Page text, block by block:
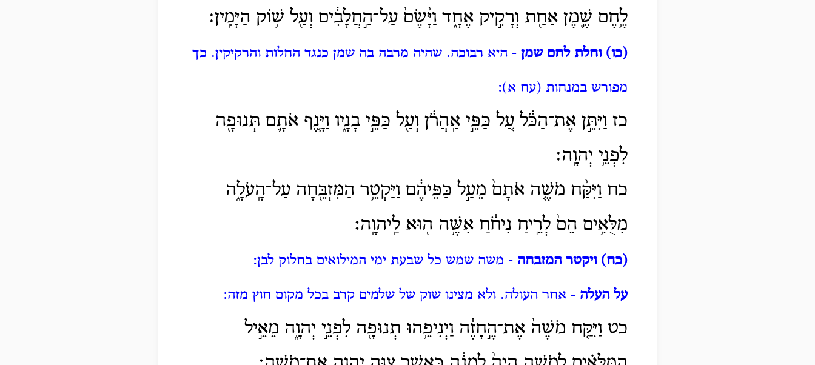
לֶ֥חֶם שֶׁ֛מֶן אַחַ֖ת וְרָקִ֣יק אֶחָ֑ד וַיָּ֨שֶׂם֙ עַל־הַ֣חֲלָבִ֔ים וְעַ֖ל שׁ֥וֹק הַיָּמִֽין׃
(כו) וחלת לחם שמן - היא רבוכה. שהיה מרבה בה שמן כנגד החלות והרקיקין. כך
מפורש במנחות (עח א):
כז וַיִּתֵּ֣ן אֶת־הַכֹּ֔ל עַ֚ל כַּפֵּ֣י אַֽהֲרֹ֔ן וְעַ֖ל כַּפֵּ֣י בָנָ֑יו וַיָּ֧נֶף אֹתָ֛ם תְּנוּפָ֖ה
לִפְנֵ֥י יְהוָֽה׃
כח וַיִּקַּ֨ח מֹשֶׁ֤ה אֹתָם֙ מֵעַ֣ל כַּפֵּיהֶ֔ם וַיַּקְטֵ֥ר הַמִּזְבֵּ֖חָה עַל־הָֽעֹלָ֑ה
מִלֻּאִ֥ים הֵם֙ לְרֵ֣יחַ נִיחֹ֔חַ אִשֶּׁ֥ה ה֖וּא לַֽיהוָֽה׃
(כח) ויקטר המזבחה - משה שמש כל שבעת ימי המילואים בחלוק לבן:
על העלה - אחר העולה. ולא מצינו שוק של שלמים קרב בכל מקום חוץ מזה:
כט וַיִּקַּ֤ח מֹשֶׁה֙ אֶת־הֶ֣חָזֶ֔ה וַיְנִיפֵ֥הוּ תְנוּפָ֖ה לִפְנֵ֣י יְהוָ֑ה מֵאֵ֣יל